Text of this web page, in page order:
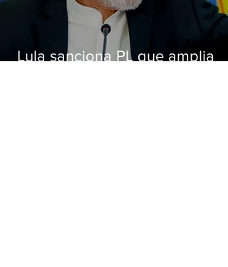
Lula sanciona PL que amplia